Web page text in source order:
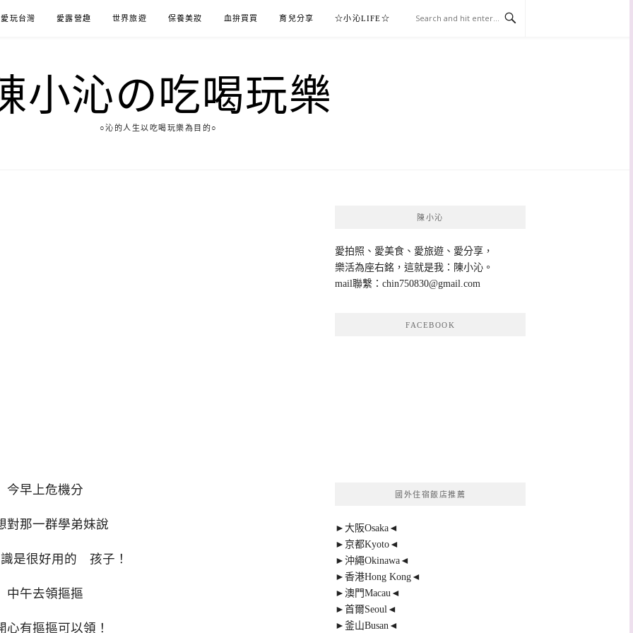
愛玩台灣 愛露營趣 世界旅遊 保養美妝 血拚買買 育兒分享 ☆小沁LIFE☆
小沁の吃喝玩樂
○沁的人生以吃喝玩樂為目的○
今早上危機分
對那一群學弟妹說
是很好用的 孩子！
中午去領摳摳
心有摳摳可以領！
陳小沁
愛拍照、愛美食、愛旅遊、愛分享，
樂活為座右銘，這就是我：陳小沁。
mail聯繫： chin750830@gmail.com
FACEBOOK
國外住宿飯店推薦
►大阪Osaka◄
►京都Kyoto◄
►沖繩Okinawa◄
►香港Hong Kong◄
►澳門Macau◄
►首爾Seoul◄
►釜山Busan◄